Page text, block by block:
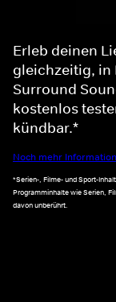
Erleb deinen
gleichzeitig, in
Surround
kostenlos
kündbar.*
Noch mehr
*Serien-, Filme- und Sport-
Programminhalte wie Serien,
davon unberührt.